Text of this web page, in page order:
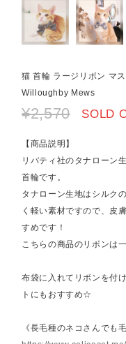
猫 首輪 ラージリボン マ
Willoughby Mews
¥2,570 SOLD
【商品説明】
リバティ社のタナローン
首輪です。
タナローン生地はシルク
く軽い素材ですので、皮
すめです！
こちらの商品のリボンは
布袋に入れてリボンを付
トにもおすすめ☆
《長毛種のネコさんでも